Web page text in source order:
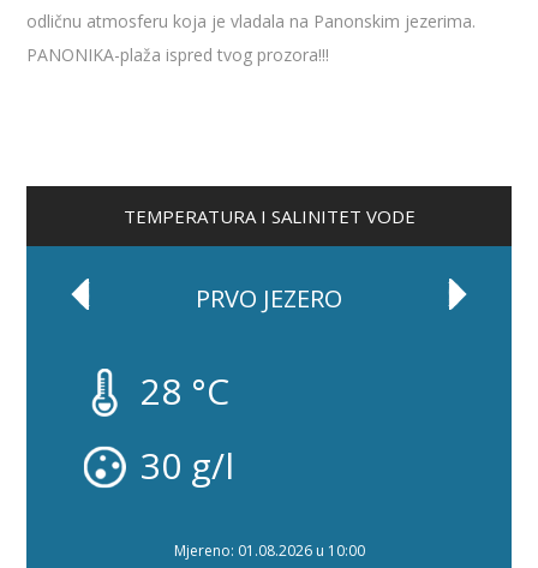
odličnu atmosferu koja je vladala na Panonskim jezerima.
PANONIKA-plaža ispred tvog prozora!!!
TEMPERATURA I SALINITET VODE
PRVO JEZERO
28 °C
30 g/l
Mjereno: 01.08.2026 u 10:00